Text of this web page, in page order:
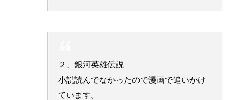
２、銀河英雄伝説
小説読んでなかったので漫画で追いかけ
ています。